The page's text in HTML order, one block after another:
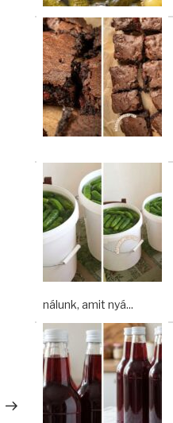
Következő
bejegyzés
nálunk, amit nyá...